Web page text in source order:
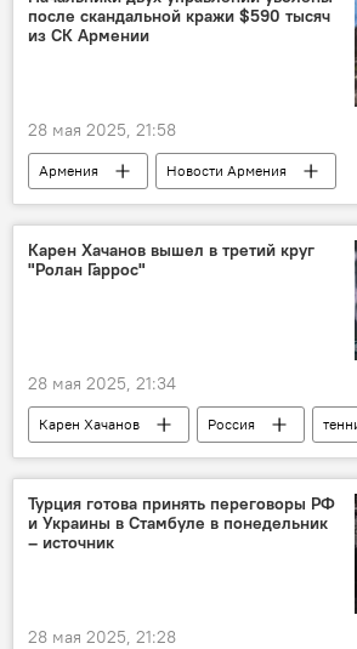
после скандальной кражи $590 тысяч
из СК Армении
28 мая 2025, 21:58
Армения
Новости Армения
Происшествия и инциденты в Ереване
Карен Хачанов вышел в третий круг
"Ролан Гаррос"
28 мая 2025, 21:34
Карен Хачанов Россия
Турция готова принять переговоры РФ
и Украины в Стамбуле в понедельник
– источник
28 мая 2025, 21:28